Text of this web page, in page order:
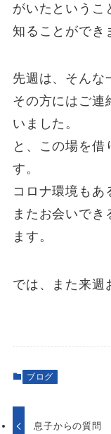
がいたというこ
知ることができ
先週は、そんな
その方にはご連
いました。
と、この場を借
す。
コロナ環境もあ
またお会いでき
ます。
では、また来週
ブログ
息子からの質問